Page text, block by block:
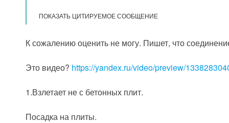
ПОКАЗАТЬ ЦИТИРУЕМОЕ СООБЩЕНИЕ
К сожалению оценить не могу. Пишет, что
Это видео? https://yandex.ru/video/preview/
1.Взлетает не с бетонных плит.
Посадка на плиты.